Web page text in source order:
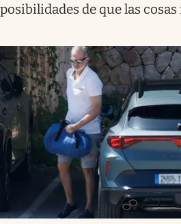
posibilidades de que las cosas